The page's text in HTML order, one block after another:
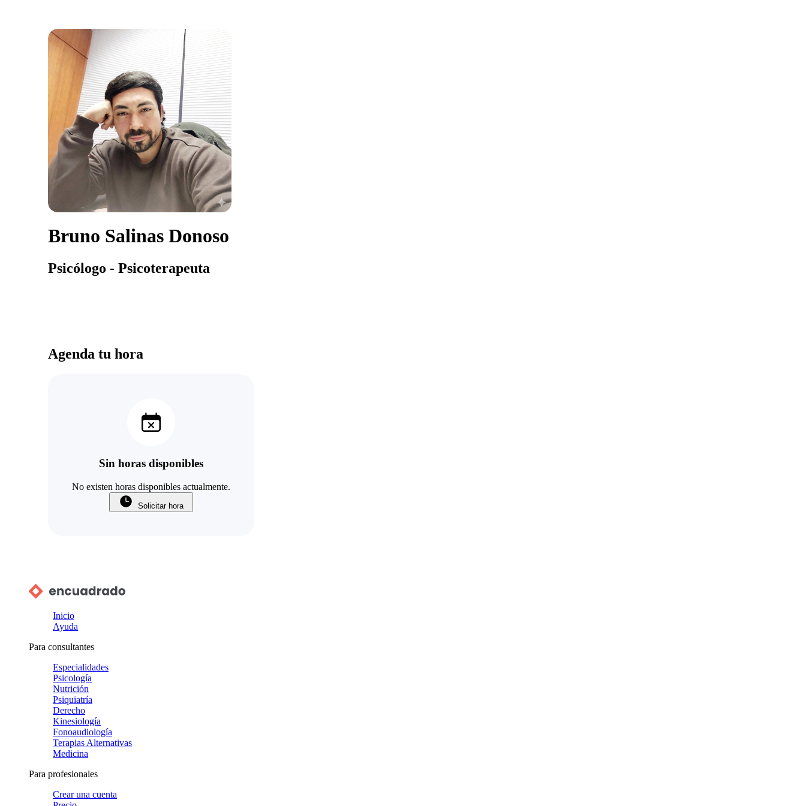
Bruno Salinas Donoso
Psicólogo - Psicoterapeuta
Agenda tu hora
Sin horas disponibles
No existen horas disponibles actualmente.
Solicitar hora
Inicio
Ayuda
Para consultantes
Especialidades
Psicología
Nutrición
Psiquiatría
Derecho
Kinesiología
Fonoaudiología
Terapias Alternativas
Medicina
Para profesionales
Crear una cuenta